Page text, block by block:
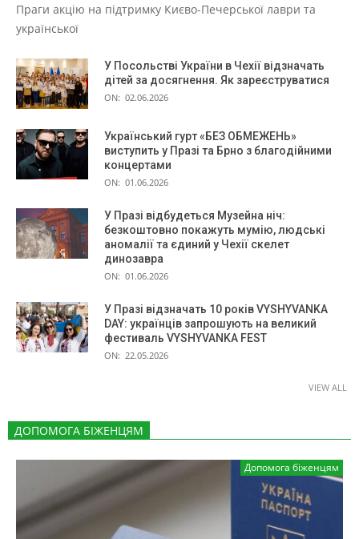
Праги акцію на підтримку Києво-Печерської лаври та
української
У Посольстві України в Чехії відзначать
дітей за досягнення. Як зареєструватися
ON: 02.06.2026
Український гурт «БЕЗ ОБМЕЖЕНЬ»
виступить у Празі та Брно з благодійними
концертами
ON: 01.06.2026
У Празі відбудеться Музейна ніч:
безкоштовно покажуть мумію, людські
аномалії та єдиний у Чехії скелет
динозавра
ON: 01.06.2026
У Празі відзначать 10 років VYSHYVANKA
DAY: українців запрошують на великий
фестиваль VYSHYVANKA FEST
ON: 22.05.2026
VIEW ALL
ДОПОМОГА БІЖЕНЦЯМ
Допомога біженцям